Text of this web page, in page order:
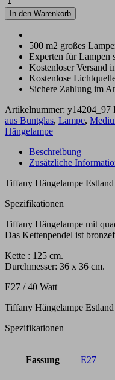
In den Warenkorb
500 m2 großes
Experten für Lampen
Kostenloser Versand
Kostenlose
Sichere Zahlung im
Artikelnummer: y14204_97
aus Buntglas, Lampe,
Hängelampe
Beschreibung
Zusätzliche
Tiffany Hängelampe
Spezifikationen
Tiffany Hängelampe mit
Das Kettenpendel ist
Kette : 125 cm.
Durchmesser: 36 x 36 cm.
E27 / 40 Watt
Tiffany Hängelampe
Spezifikationen
Fassung E27